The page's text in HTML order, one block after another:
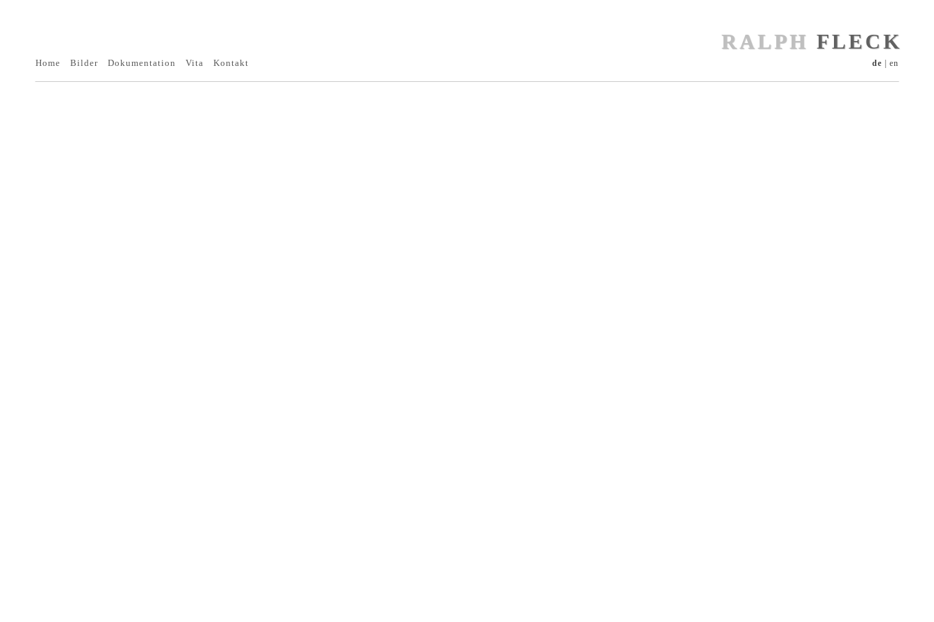
RALPH FLECK
Home Bilder Dokumentation Vita Kontakt de en